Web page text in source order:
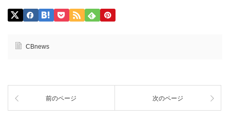
CBnews
前のページ 次のページ